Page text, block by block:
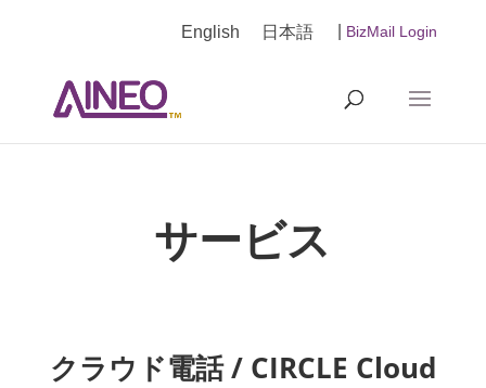
English 日本語 BizMail Login
サービス
クラウド電話 / CIRCLE Cloud